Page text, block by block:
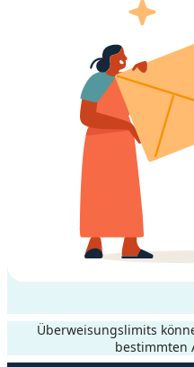
Überweisungslimits
bestimmten